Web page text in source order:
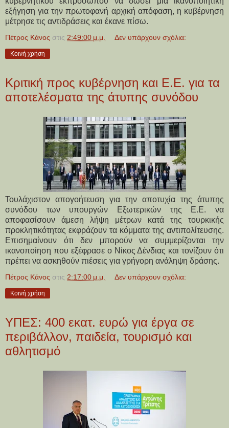
εξήγηση για την πρωτοφανή αρχική απόφαση, η κυβέρνηση
μέτρησε τις αντιδράσεις και έκανε πίσω.
Πέτρος Κάνος στις 2:49:00 μ.μ. Δεν υπάρχουν σχόλια:
Κοινή χρήση
Κριτική προς κυβέρνηση και Ε.Ε. για τα
αποτελέσματα της άτυπης συνόδου
Τουλάχιστον απογοήτευση για την αποτυχία της άτυπης
συνόδου των υπουργών Εξωτερικών της Ε.Ε. να
αποφασίσουν άμεση λήψη μέτρων κατά της τουρκικής
προκλητικότητας εκφράζουν τα κόμματα της αντιπολίτευσης.
Επισημαίνουν ότι δεν μπορούν να συμμερίζονται την
ικανοποίηση που εξέφρασε ο Νίκος Δένδιας και τονίζουν ότι
πρέπει να ασκηθούν πιέσεις για γρήγορη ανάληψη δράσης.
Πέτρος Κάνος στις 2:17:00 μ.μ. Δεν υπάρχουν σχόλια:
Κοινή χρήση
ΥΠΕΣ: 400 εκατ. ευρώ για έργα σε
περιβάλλον, παιδεία, τουρισμό και
αθλητισμό